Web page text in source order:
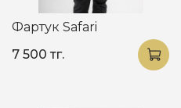
Фартук Safari
7 500 тг.